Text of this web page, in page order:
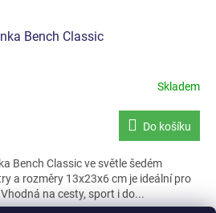
Bench Classic
Skladem
Do košíku
Bench Classic ve světle šedém
a rozměry 13x23x6 cm je ideální pro
na cesty, sport i do...